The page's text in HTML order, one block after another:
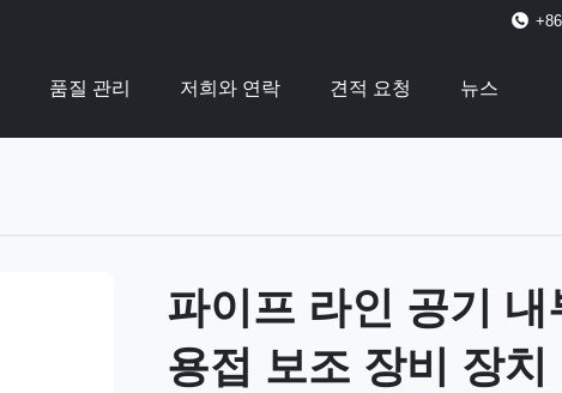
품질 관리 저희와 연락 견적 요청 뉴스
파이프 라인 공기
용접 보조 장비 장치